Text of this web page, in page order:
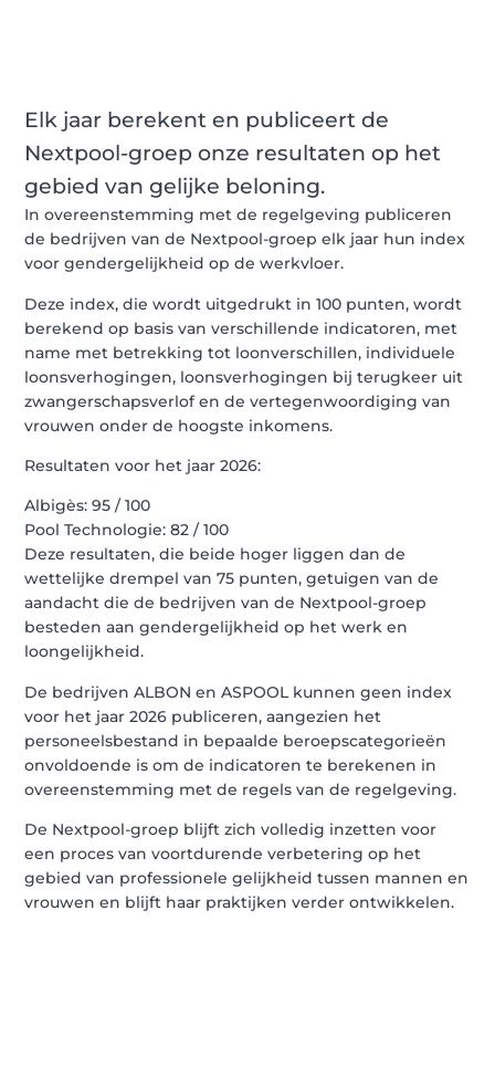
Elk jaar berekent en publiceert de
Nextpool-groep onze resultaten op het
gebied van gelijke beloning.
In overeenstemming met de regelgeving publiceren
de bedrijven van de Nextpool-groep elk jaar hun index
voor gendergelijkheid op de werkvloer.
Deze index, die wordt uitgedrukt in 100 punten, wordt
berekend op basis van verschillende indicatoren, met
name met betrekking tot loonverschillen, individuele
loonsverhogingen, loonsverhogingen bij terugkeer uit
zwangerschapsverlof en de vertegenwoordiging van
vrouwen onder de hoogste inkomens.
Resultaten voor het jaar 2026:
Albigès: 95 / 100
Pool Technologie: 82 / 100
Deze resultaten, die beide hoger liggen dan de
wettelijke drempel van 75 punten, getuigen van de
aandacht die de bedrijven van de Nextpool-groep
besteden aan gendergelijkheid op het werk en
loongelijkheid.
De bedrijven ALBON en ASPOOL kunnen geen index
voor het jaar 2026 publiceren, aangezien het
personeelsbestand in bepaalde beroepscategorieën
onvoldoende is om de indicatoren te berekenen in
overeenstemming met de regels van de regelgeving.
De Nextpool-groep blijft zich volledig inzetten voor
een proces van voortdurende verbetering op het
gebied van professionele gelijkheid tussen mannen en
vrouwen en blijft haar praktijken verder ontwikkelen.